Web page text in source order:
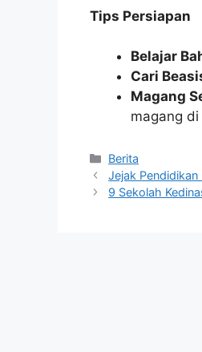
Tips Persiapan
Belajar
Cari
Magang
magang
Kategori
Berita
Jejak
9 Sekolah